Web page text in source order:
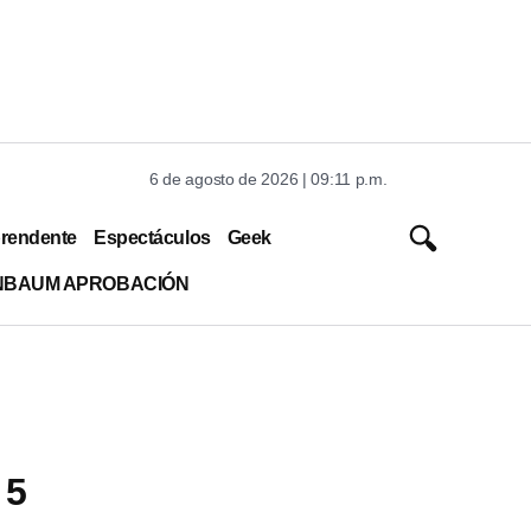
6 de agosto de 2026 | 09:11 p.m.
Espectáculos Geek
APROBACIÓN